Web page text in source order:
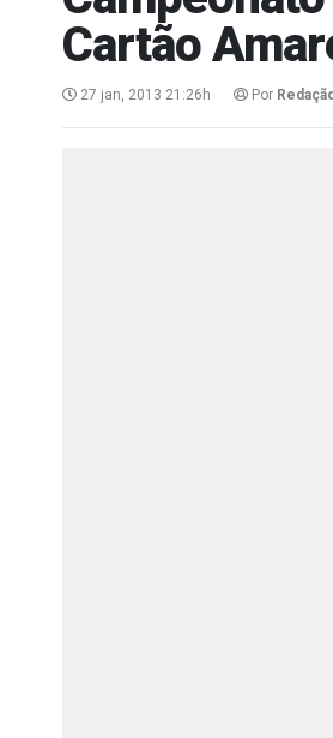
Cartão
27 jan, 2013 21:26h Por